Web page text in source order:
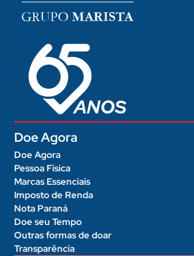
Doe Agora
Doe Agora
Pessoa Física
Marcas Essenciais
Imposto de Renda
Nota Paraná
Doe seu Tempo
Outras formas de doar
Transparência